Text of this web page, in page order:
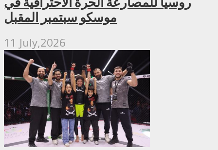
موسكو سبتمبر المقبل
11 July,2026